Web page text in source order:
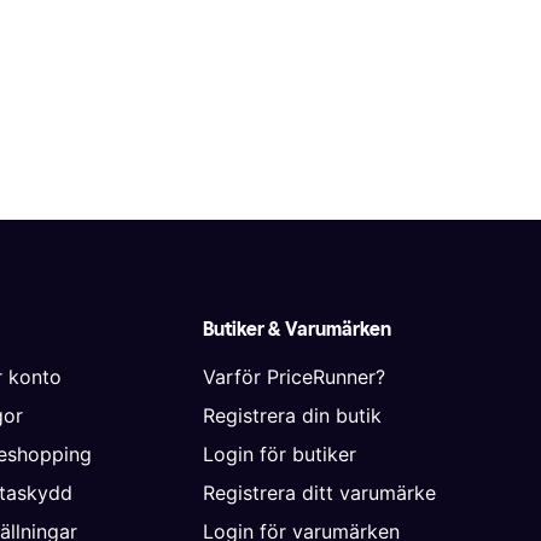
konto
Butiker & Varumärken
Varför PriceRunner?
Registrera din butik
Login för butiker
Registrera ditt varumärke
Login för varumärken